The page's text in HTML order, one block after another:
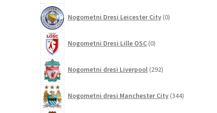
Nogometni Dresi Leicester City 0izdelkov
Nogometni Dresi Lille OSC 0izdelkov
Nogometni dresi Liverpool 292izdelkov
Nogometni dresi Manchester City 344izdelkov